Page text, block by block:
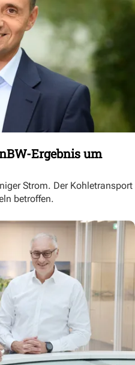
Ergebnis um
Strom. Der Kohletransport
betroffen.